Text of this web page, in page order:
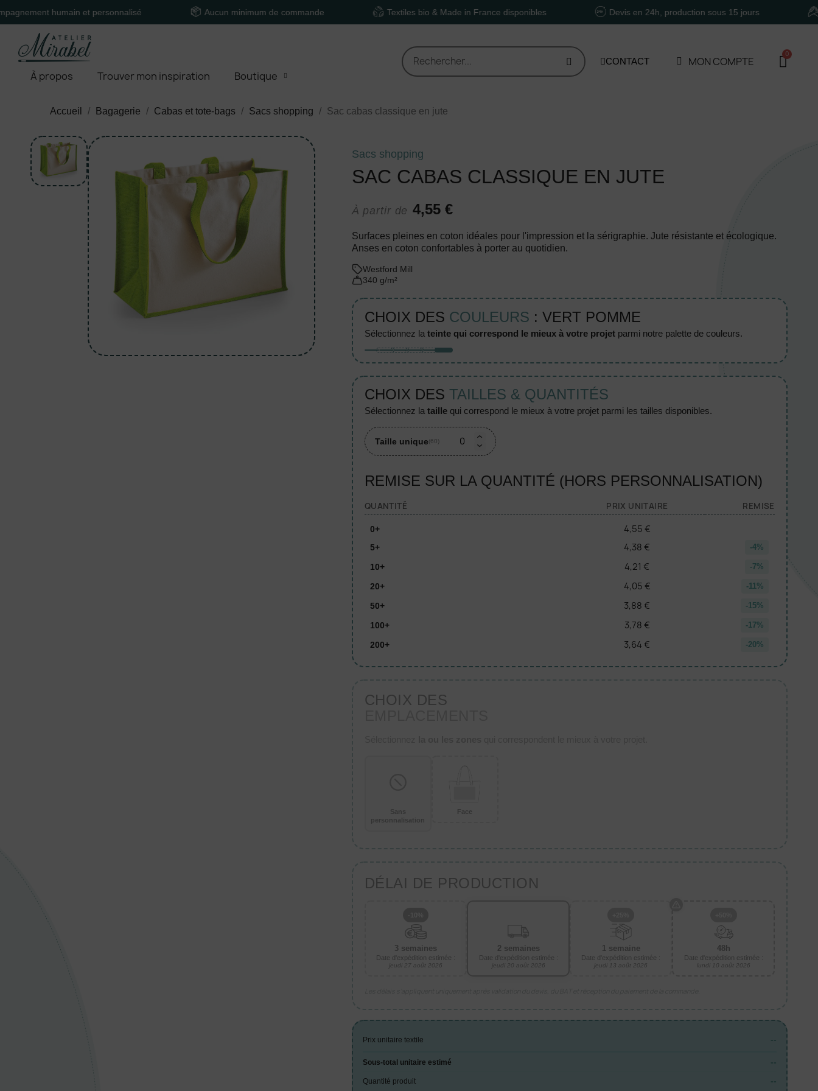
humain et personnalisé Aucun minimum de commande Textiles bio & Made in France disponibles Devis en 24h, production sous 15 jours Un
À propos Trouver mon inspiration Boutique
CONTACT MON COMPTE
Accueil Bagagerie Cabas et tote-bags Sacs shopping Sac cabas classique en jute
Sacs shopping
SAC CABAS CLASSIQUE EN JUTE
À partir de 4,55 €
Surfaces pleines en coton idéales pour l'impression et la sérigraphie. Jute résistante et écologique.
Anses en coton confortables à porter au quotidien.
Westford Mill
340 g/m²
CHOIX DES COULEURS : VERT POMME
sélectionnez la teinte qui correspond le mieux à votre projetparmi notre palette de couleurs.
CHOIX DES TAILLES & QUANTITÉS
sélectionnez la taillequi correspond le mieux à votre projet parmi les tailles disponibles.
Taille unique(60)
REMISE SUR LA QUANTITÉ (HORS PERSONNALISATION)
QUANTITÉ PRIX UNITAIRE REMISE
0+ 4,55 €
5+ 4,38 € -4%
10+ 4,21 € -7%
20+ 4,05 € -11%
50+ 3,88 € -15%
100+ 3,78 € -17%
200+ 3,64 € -20%
CHOIX DES
Sans
personnalisation
Face
DÉLAI DE PRODUCTION
3 semaines
Date d'expédition estimée :
jeudi 27 août 2026
2 semaines
Date d'expédition estimée :
jeudi 20 août 2026
1 semaine
Date d'expédition estimée :
jeudi 13 août 2026
48h
Date d'expédition estimée :
lundi 10 août 2026
Prix unitaire textile --
Sous-total unitaire estimé --
Quantité produit --